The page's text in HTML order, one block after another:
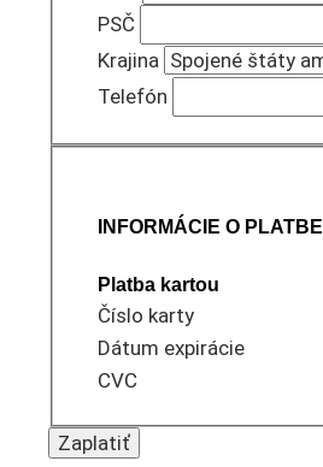
PSČ
Krajina
Telefón
INFORMÁCIE O PLATBE
Platba kartou
Číslo karty
Dátum expirácie
CVC